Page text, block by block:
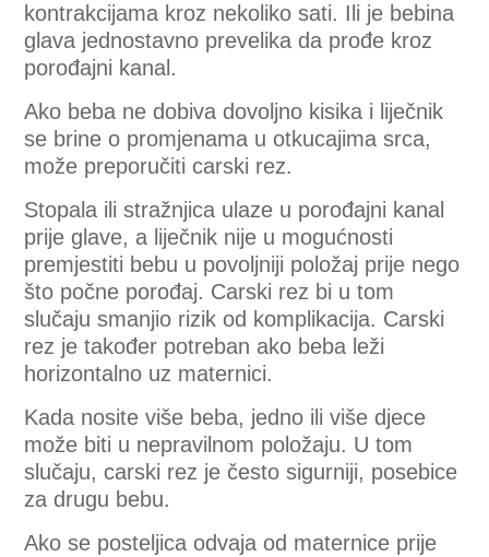
kontrakcijama kroz nekoliko sati. Ili je bebina
glava jednostavno prevelika da prođe kroz
porođajni kanal.
Ako beba ne dobiva dovoljno kisika i liječnik
se brine o promjenama u otkucajima srca,
može preporučiti carski rez.
Stopala ili stražnjica ulaze u porođajni kanal
prije glave, a liječnik nije u mogućnosti
premjestiti bebu u povoljniji položaj prije nego
što počne porođaj. Carski rez bi u tom
slučaju smanjio rizik od komplikacija. Carski
rez je također potreban ako beba leži
horizontalno uz maternici.
Kada nosite više beba, jedno ili više djece
može biti u nepravilnom položaju. U tom
slučaju, carski rez je često sigurniji, posebice
za drugu bebu.
Ako se posteljica odvaja od maternice prije